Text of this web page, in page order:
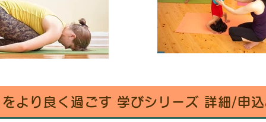
をより良く過ごす 学びシリーズ 詳細/申